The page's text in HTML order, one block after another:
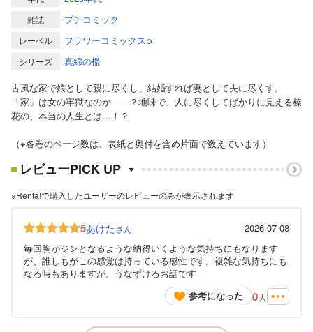
雑誌 プチコミック
レーベル フラワーコミックスα
シリーズ
真綿の檻
古風な家で娘として親に尽くし、結婚すれば妻として夫に尽くす。
「家」は女の牢獄なのか――？地味で、人に尽くしてばかりに見える榛
花の、本当の人生とは…！？
（※各巻のページ数は、表紙と奥付を含め片面で数えています）
レビューPICK UP
※Renta!で購入したユーザーのレビューのみが表示されます
5あけたさん
2026-07-08
毎回胸がジンとなるような納得いくような気持ちにもなります
が、誰しもがこの感覚は持っている感性です。複雑な気持ちにも
なる時もありますが、うなずけるお話です
参考になった
0 人